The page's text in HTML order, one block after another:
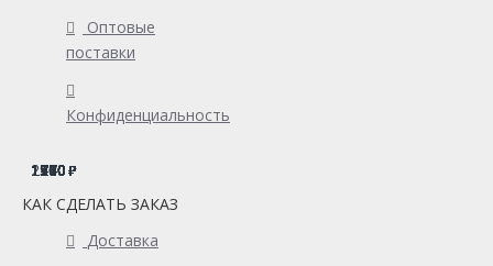
1480
1740
1710
1910
1700
1700
1500
1770
2140
1740
1910
1210
1260
1170
1340
1500
1710
Оптовые
поставки
Конфиденциальность
КАК СДЕЛАТЬ ЗАКАЗ
Доставка